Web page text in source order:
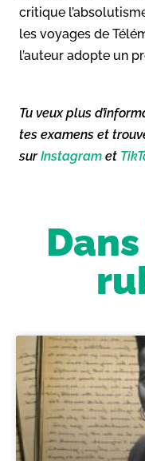
critique
les voyages de
l’auteur adopte un
Tu veux plus
tes examens et
surInstagram et